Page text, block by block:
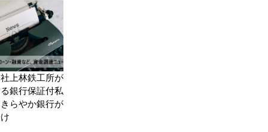
上林鉄工所が
銀行保証付私
らやか銀行が